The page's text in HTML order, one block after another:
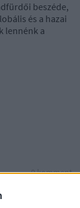
beszéde,
és a hazai
lennénk a
9komment